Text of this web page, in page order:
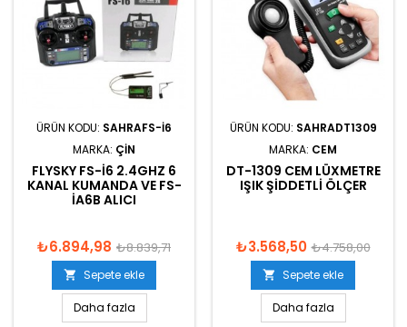
ÜRÜN KODU: SAHRAFS-I6
MARKA: ÇIN
FLYSKY FS-I6 2.4GHZ 6
KANAL KUMANDA VE FS-
IA6B ALICI
₺6.894,98 ₺8.839,71
 Sepete ekle
Daha fazla
ÜRÜN KODU: SAHRADT1309
MARKA: CEM
DT-1309 CEM LÜXMETRE
IŞIK ŞIDDETLI ÖLÇER
₺3.568,50 ₺4.758,00
 Sepete ekle
Daha fazla